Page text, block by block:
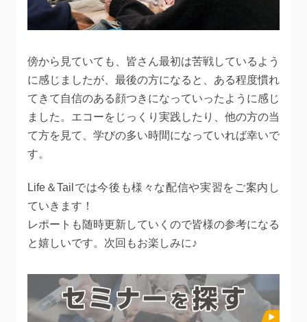
傍から見ていても、皆さん最初は苦戦しているよう
に感じましたが、最後の方になると、ある程度慣れ
てきて自信のある顔つきになっていったように感じ
ました。エコーをじっくり実践したり、他の方の当
て方を見て、学びの多い時間になっていれば幸いで
す。
Life＆Tailでは今後も様々な配信や実習をご案内し
ていきます！
レポートも随時更新していくので皆様の参考になる
と嬉しいです。次回もお楽しみに♪